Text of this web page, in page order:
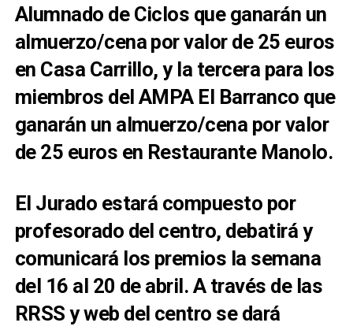
Alumnado de Ciclos que ganarán un
almuerzo/cena por valor de 25 euros
en Casa Carrillo, y la tercera para los
miembros del AMPA El Barranco que
ganarán un almuerzo/cena por valor
de 25 euros en Restaurante Manolo.
El Jurado estará compuesto por
profesorado del centro, debatirá y
comunicará los premios la semana
del 16 al 20 de abril. A través de las
RRSS y web del centro se dará